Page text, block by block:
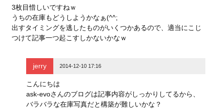
ウ
で
開
き
ま
す
)
い
(
新
し
い
ウ
ィ
ウ
き
ま
す
)
ウ
で
開
き
ま
す
)
3枚目惜しいですねｗ
うちの在庫もどうしようかなぁ(^^;
出すタイミングを逃したものがいくつかあるので、適当にこじ
つけて記事一つ起こすしかないかなｗ
jerry 2014-12-10 17:16
こんにちは
ask-evoさんのブログは記事内容がしっかりしてるから、
バラバラな在庫写真だと構築が難しいかな？